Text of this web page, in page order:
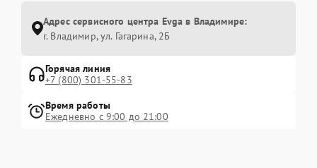
Адрес сервисного центра Evga в Владимире:
г. Владимир, ул. Гагарина, 2Б
Горячая линия
+7 (800) 301-55-83
Время работы
Ежедневно с 9:00 до 21:00